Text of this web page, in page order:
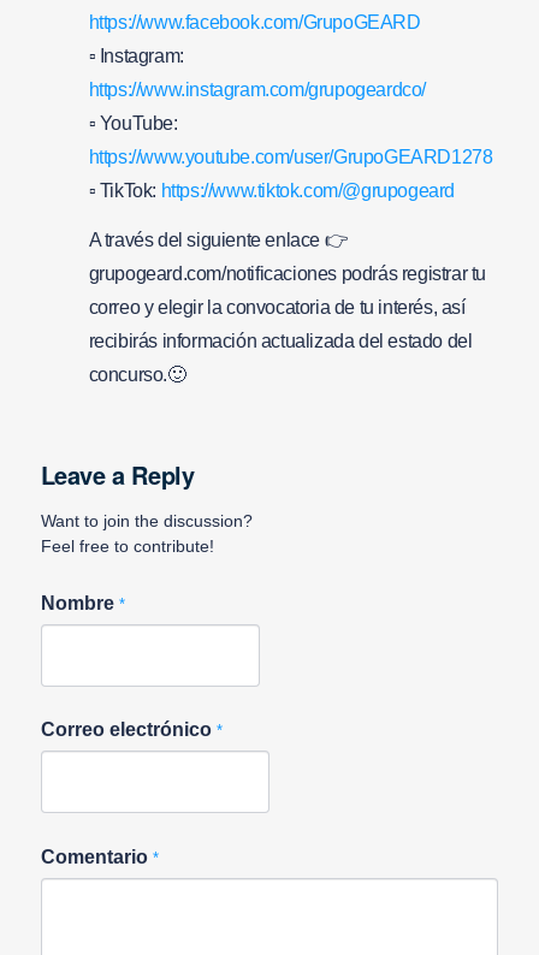
https://www.facebook.com/GrupoGEARD
▫ Instagram:
https://www.instagram.com/grupogeardco/
▫ YouTube:
https://www.youtube.com/user/GrupoGEARD1278
▫ TikTok: https://www.tiktok.com/@grupogeard
A través del siguiente enlace 👉
grupogeard.com/notificaciones podrás registrar tu
correo y elegir la convocatoria de tu interés, así
recibirás información actualizada del estado del
concurso.🙂
Leave a Reply
Want to join the discussion?
Feel free to contribute!
Nombre *
Correo electrónico *
Comentario *